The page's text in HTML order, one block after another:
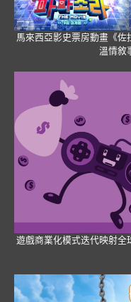
馬來西亞影史票房動畫《
溫情敘
遊戲商業化模式迭代映射全